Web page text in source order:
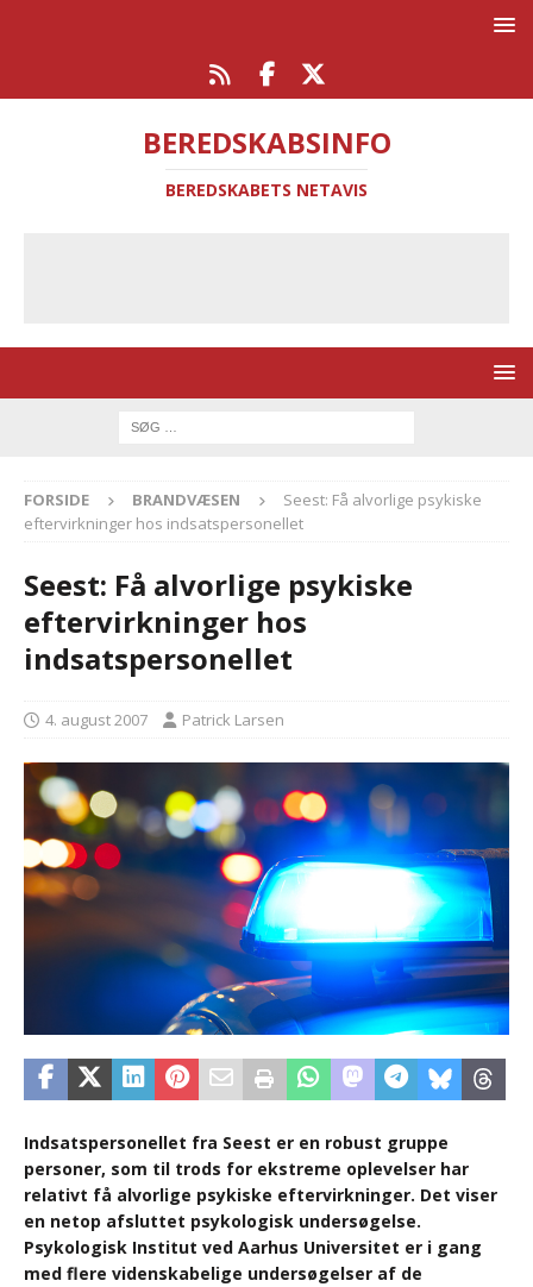
BEREDSKABSINFO
BEREDSKABETS NETAVIS
FORSIDE BRANDVÆSEN
Seest: Få alvorlige psykiske
eftervirkninger hos indsatspersonellet
Seest: Få alvorlige psykiske
eftervirkninger hos
indsatspersonellet
4. august 2007 Patrick Larsen
Indsatspersonellet fra Seest er en robust gruppe
personer, som til trods for ekstreme oplevelser har
relativt få alvorlige psykiske eftervirkninger. Det viser
en netop afsluttet psykologisk undersøgelse.
Psykologisk Institut ved Aarhus Universitet er i gang
med flere videnskabelige undersøgelser af de